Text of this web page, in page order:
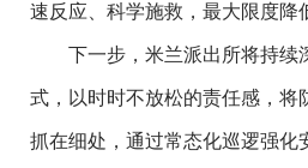
速反应、科学施救，最大限度降
下一步，米兰派出所将持续
式，以时时不放松的责任感，将
抓在细处，通过常态化巡逻强化